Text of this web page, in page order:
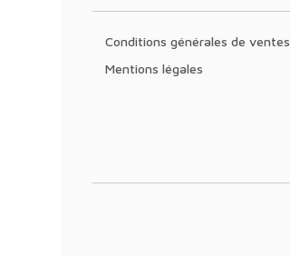
Conditions générales de ventes
Mentions légales